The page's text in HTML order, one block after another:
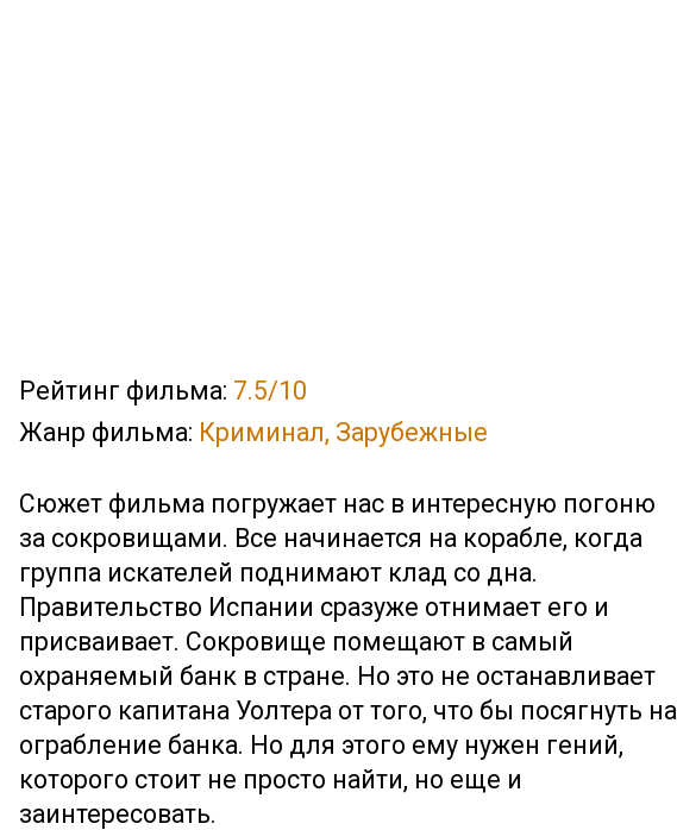
Рейтинг фильма: 7.5/10
Жанр фильма: Криминал, Зарубежные
Сюжет фильма погружает нас в интересную погоню
за сокровищами. Все начинается на корабле, когда
группа искателей поднимают клад со дна.
Правительство Испании сразуже отнимает его и
присваивает. Сокровище помещают в самый
охраняемый банк в стране. Но это не останавливает
старого капитана Уолтера от того, что бы посягнуть на
ограбление банка. Но для этого ему нужен гений,
которого стоит не просто найти, но еще и
заинтересовать.